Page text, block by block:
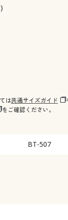
は共通サイズガイド
をご確認ください。
BT-507